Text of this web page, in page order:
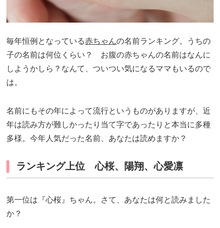
毎年恒例となっている赤ちゃんの名前ランキング。うちの
子の名前は何位くらい？ お腹の赤ちゃんの名前はなんに
しようかしら？なんて、ついつい気になるママもいるので
は。
名前にもその年によって流行というものがありますが、近
年は読み方が難しかったり当て字であったりと本当に多種
多様。今年人気だった名前、あなたは読めますか？
ランキング上位 心桜、陽翔、心愛凛
第一位は『心桜』ちゃん。さて、あなたは何と読みました
か？